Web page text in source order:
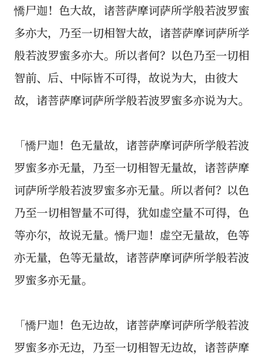
憍尸迦！色大故，诸菩萨摩诃萨所学般若波罗蜜
多亦大，乃至一切相智大故，诸菩萨摩诃萨所学
般若波罗蜜多亦大。所以者何？以色乃至一切相
智前、后、中际皆不可得，故说为大，由彼大
故，诸菩萨摩诃萨所学般若波罗蜜多亦说为大。
「憍尸迦！色无量故，诸菩萨摩诃萨所学般若波
罗蜜多亦无量，乃至一切相智无量故，诸菩萨摩
诃萨所学般若波罗蜜多亦无量。所以者何？以色
乃至一切相智量不可得，犹如虚空量不可得，色
等亦尔，故说无量。憍尸迦！虚空无量故，色等
亦无量，色等无量故，诸菩萨摩诃萨所学般若波
罗蜜多亦无量。
「憍尸迦！色无边故，诸菩萨摩诃萨所学般若波
罗蜜多亦无边，乃至一切相智无边故，诸菩萨摩